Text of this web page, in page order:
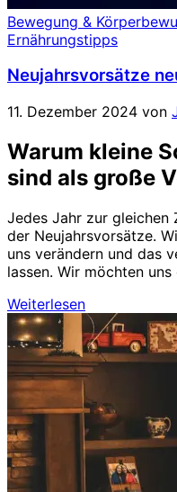
Bewegung &
Ernährungstipps
Neujahrsvorsätze
11. Dezember 2024 von
Warum kleine
sind als große
Jedes Jahr zur gleichen
der Neujahrsvorsätze.
uns verändern und das
lassen. Wir möchten
Weiterlesen